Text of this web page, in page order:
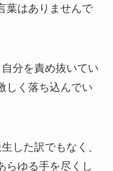
葉はありませんで
分を責め抜いてい
しく落ち込んでい
した訳でもなく、
らゆる手を尽くし